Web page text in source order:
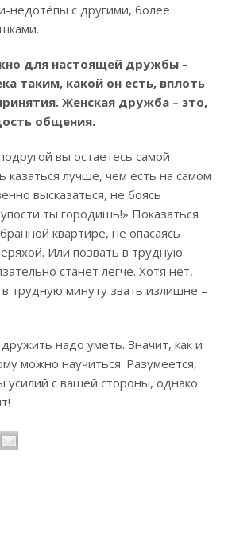
недотёпы с другими, более
для настоящей дружбы –
таким, какой он есть, вплоть
Женская дружба – это,
общения.
вы остаетесь самой
казаться лучше, чем есть на самом
высказаться, не боясь
ты городишь!» Показаться
квартире, не опасаясь
Или позвать в трудную
станет легче. Хотя нет,
трудную минуту звать излишне –
надо уметь. Значит, как и
можно научиться. Разумеется,
усилий с вашей стороны, однако